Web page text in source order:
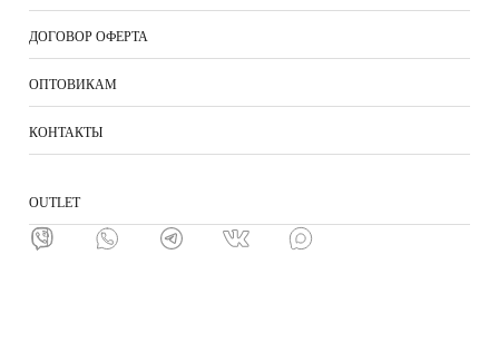
ДОГОВОР ОФЕРТА
ОПТОВИКАМ
КОНТАКТЫ
ОUTLET